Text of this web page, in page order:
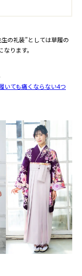
の礼装”としては草履の
ります。
いても痛くならない4つ